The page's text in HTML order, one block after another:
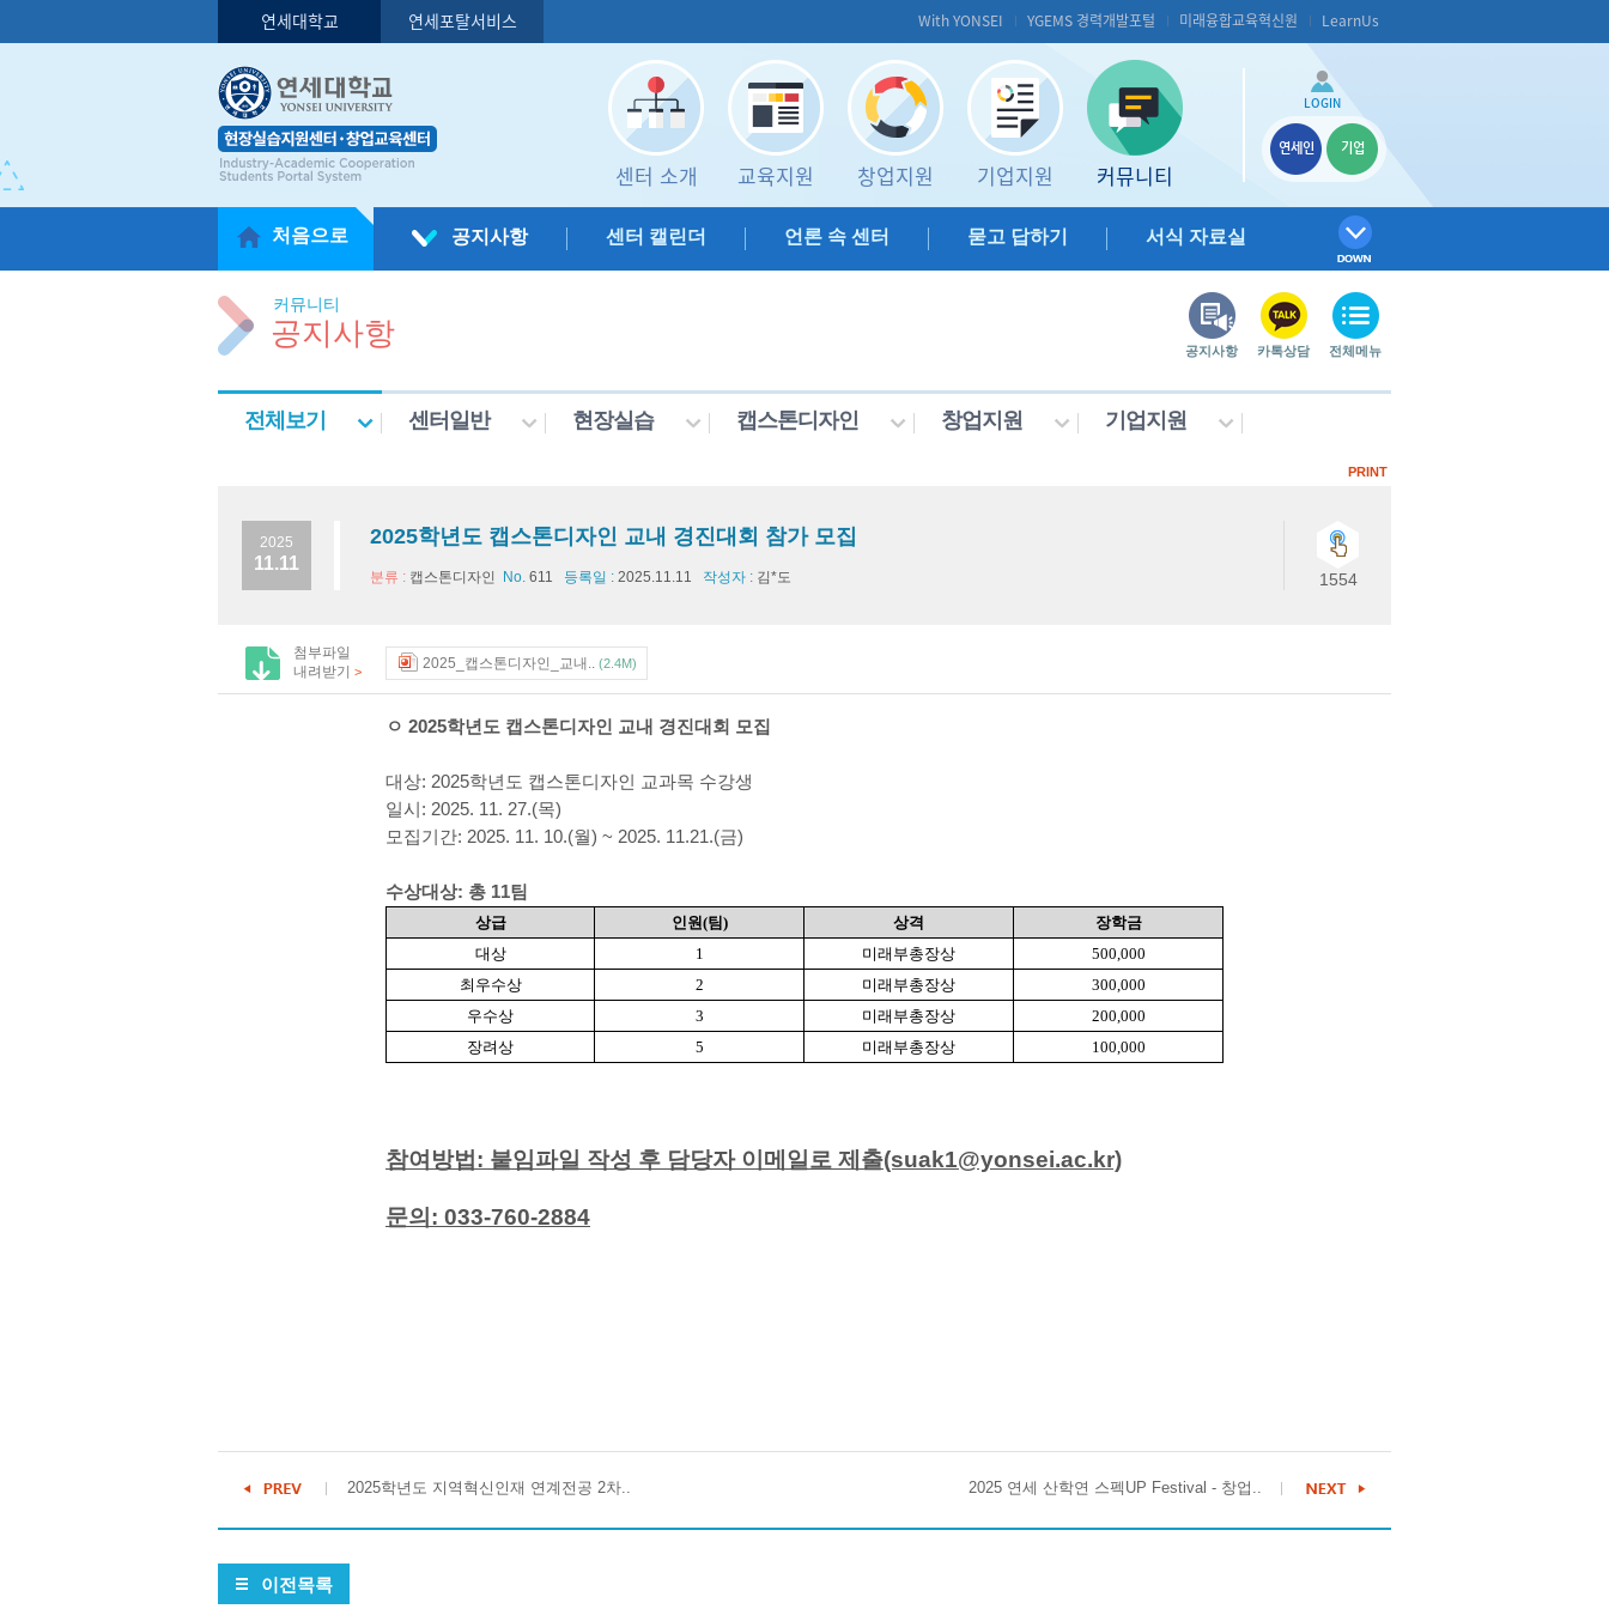
연세대학교 연세포탈서비스 LearnUs
미래융합교육혁신원
YGEMS 경력개발포털
With YONSEI
LOGIN
연세인 기업
커뮤니티
기업지원
창업지원
교육지원
센터 소개
처음으로 공지사항 센터 캘린더 언론 속 센터 묻고 답하기 서식 자료실
커뮤니티
공지사항 전체메뉴
카톡상담
공지사항
전체보기 센터일반 현장실습 캡스톤디자인 창업지원 기업지원
PRINT
2025
11.11
2025학년도 캡스톤디자인 교내 경진대회 참가 모집
분류 : 캡스톤디자인 No. 611 등록일 : 2025.11.11 작성자 : 김*도 1554
첨부파일
내려받기 > 2025_캡스톤디자인_교내.. (2.4M)
ㅇ 2025학년도 캡스톤디자인 교내 경진대회 모집
대상: 2025학년도 캡스톤디자인 교과목 수강생
일시: 2025. 11. 27.(목)
모집기간: 2025. 11. 10.(월) ~ 2025. 11.21.(금)
수상대상: 총 11팀
상급 인원(팀) 상격
장학금
대상
1 미래부총장상
500,000
최우수상
2 미래부총장상
300,000
우수상
3 미래부총장상
200,000
장려상
5 미래부총장상 100,000
참여방법: 붙임파일 작성 후 담당자 이메일로 제출(suak1@yonsei.ac.kr)
문의: 033-760-2884
2025학년도 지역혁신인재 연계전공 2차.. 2025 연세 산학연 스펙UP Festival - 창업..
이전목록